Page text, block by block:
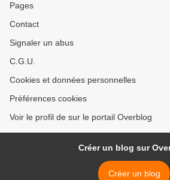
Pages
Contact
Signaler un abus
C.G.U.
Cookies et données personnelles
Préférences cookies
Voir le profil de sur le portail Overblog
Créer un blog sur
Créer un blog